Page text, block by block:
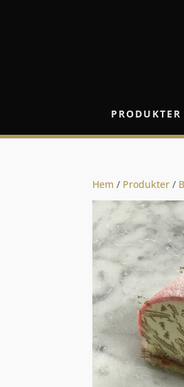
PRODUKTER
Hem / Produkter /